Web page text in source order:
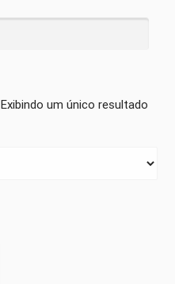
Exibindo um único resultado